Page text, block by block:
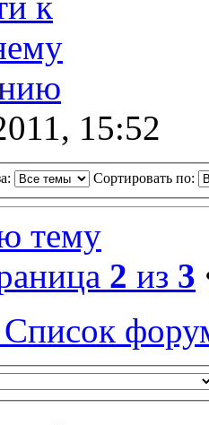
15:52
Сортировать по:
тему
2 из 3
Список